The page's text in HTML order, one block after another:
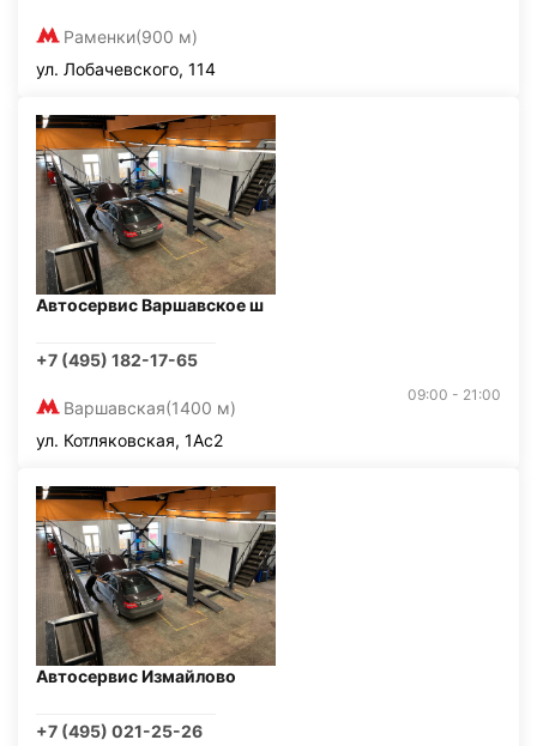
Раменки(900 м)
ул. Лобачевского, 114
Автосервис Варшавское ш
+7 (495) 182-17-65
Варшавская(1400 м)
09:00 - 21:00
ул. Котляковская, 1Ас2
Автосервис Измайлово
+7 (495) 021-25-26